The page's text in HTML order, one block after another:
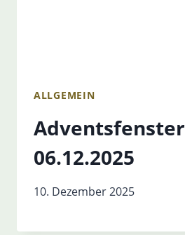
ALLGEMEIN
Adventsfenster
06.12.2025
10. Dezember 2025